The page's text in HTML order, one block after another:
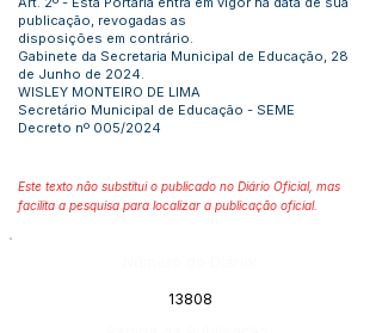
publicação, revogadas as
disposições em contrário.
Gabinete da Secretaria Municipal de Educação, 28
de Junho de 2024.
WISLEY MONTEIRO DE LIMA
Secretário Municipal de Educação - SEME
Decreto nº 005/2024
Este texto não substitui o publicado no Diário Oficial, mas
facilita a pesquisa para localizar a publicação oficial.
13808